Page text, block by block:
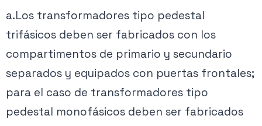
a.Los transformadores tipo pedestal
trifásicos deben ser fabricados con los
compartimentos de primario y secundario
separados y equipados con puertas frontales;
para el caso de transformadores tipo
pedestal monofásicos deben ser fabricados